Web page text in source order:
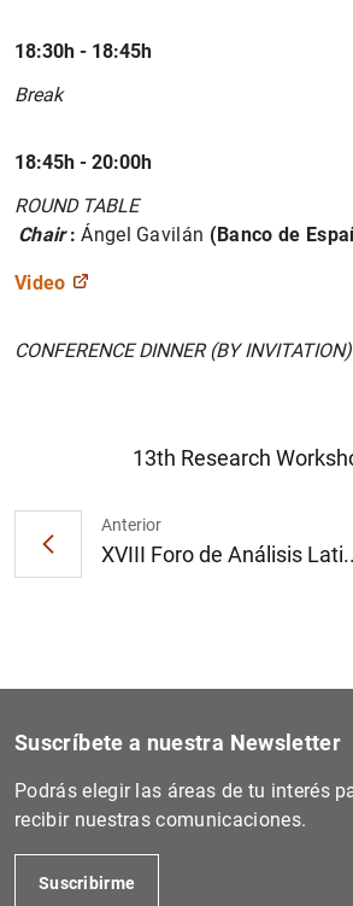
18:30h - 18:45h
Break
18:45h - 20:00h
ROUND TABLE
Chair : Ángel Gavilán (Banco de
Video
CONFERENCE DINNER (BY INVITATION)
Anterior
XVIII Foro de Análisis
13th Research
Suscríbete a nuestra Newsletter
Podrás elegir las áreas de tu interés
recibir nuestras comunicaciones.
Suscribirme